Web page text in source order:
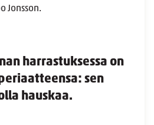
Jonsson.
harrastuksessa on
sen
hauskaa.